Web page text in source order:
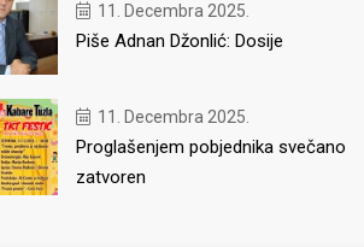
11. Decembra 2025.
Piše Adnan Džonlić: Dosije
11. Decembra 2025.
Proglašenjem pobjednika svečano
zatvoren